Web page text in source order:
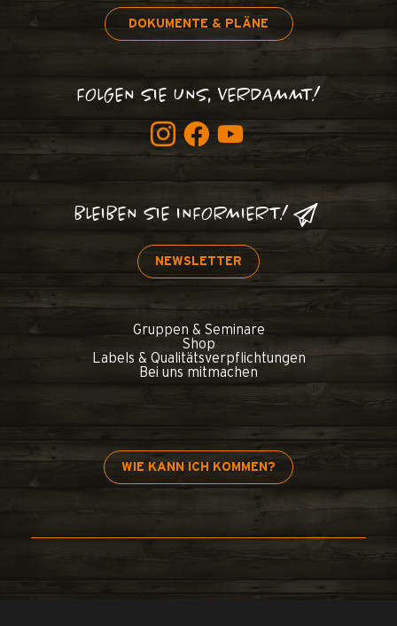
DOKUMENTE & PLÄNE
FOLGEN SIE UNS, VERDAMMT!
BLEIBEN SIE INFORMIERT!
NEWSLETTER
Gruppen & Seminare
Shop
Labels & Qualitätsverpflichtungen
Bei uns mitmachen
WIE KANN ICH KOMMEN?